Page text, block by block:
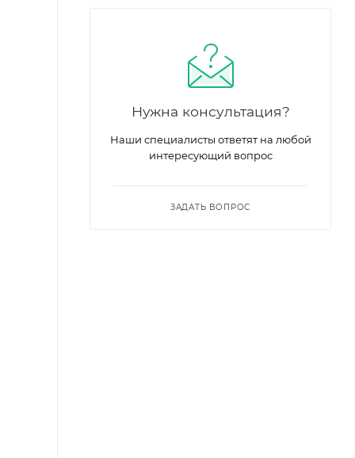
Нужна консультация?
Наши специалисты ответят на любой
интересующий вопрос
ЗАДАТЬ ВОПРОС